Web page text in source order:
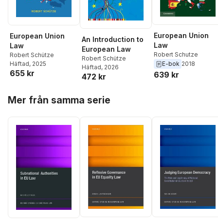
European Union
Law
Robert Schütze
Häftad, 2025
655 kr
An Introduction to
European Law
Robert Schütze
Häftad, 2026
472 kr
European Union
Law
Robert Schutze
E-bok 2018
639 kr
Mer från samma serie